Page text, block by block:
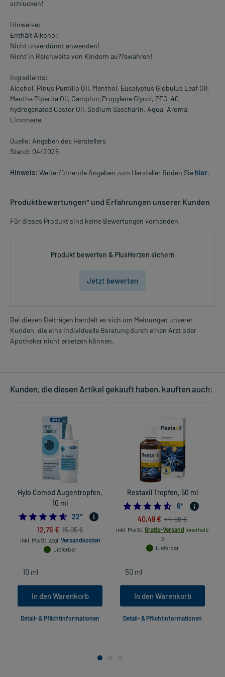
schlucken!
Hinweise:
Enthält Alkohol!
Nicht unverdünnt anwenden!
Nicht in Reichweite von Kindern au??ewahren!
Ingredients:
Alcohol, Pinus Pumilio Oil, Menthol, Eucalyptus Globulus Leaf Oil,
Mentha Piperita Oil, Camphor,Propylene Glycol, PEG-40
hydrogenated Castor Oil, Sodium Saccharin, Aqua, Aroma,
Limonene.
Quelle: Angaben des Herstellers
Stand: 04/2026
Hinweis: Weiterführende Angaben zum Hersteller finden Sie hier.
Produktbewertungen* und Erfahrungen unserer Kunden
Für dieses Produkt sind keine Bewertungen vorhanden
Produkt bewerten & PlusHerzen sichern
Jetzt bewerten
Bei diesen Beiträgen handelt es sich um Meinungen unserer
Kunden, die eine individuelle Beratung durch einen Arzt oder
Apotheker nicht ersetzen können.
Kunden, die diesen Artikel gekauft haben, kauften auch:
Hylo Comod Augentropfen,
10 ml
4.590909090909091
22*
12,76 € 15,95 €
inkl. MwSt. zzgl. Versandkosten
Lieferbar
In den Warenkorb
Detail- & Pflichtinformationen
Restaxil Tropfen, 50 ml
4.5
6*
40,49 € 44,99 €
inkl. MwSt. Gratis-Versand innerhalb
D.
Lieferbar
In den Warenkorb
Detail- & Pflichtinformationen